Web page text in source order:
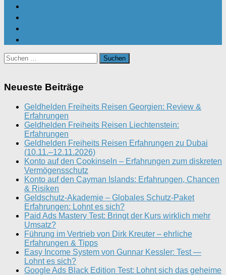
Suchen
nach:
Neueste Beiträge
Geldhelden Freiheits Reisen Georgien: Review &
Erfahrungen
Geldhelden Freiheits Reisen Liechtenstein:
Erfahrungen
Geldhelden Freiheits Reisen Erfahrungen zu Dubai
(10.11.–12.11.2026)
Konto auf den Cookinseln – Erfahrungen zum diskreten
Vermögensschutz
Konto auf den Cayman Islands: Erfahrungen, Chancen
& Risiken
Geldschutz-Akademie – Globales Schutz-Paket
Erfahrungen: Lohnt es sich?
Paid Ads Mastery Test: Bringt der Kurs wirklich mehr
Umsatz?
Führung im Vertrieb von Dirk Kreuter – ehrliche
Erfahrungen & Tipps
Easy Income System von Gunnar Kessler: Test —
Lohnt es sich?
Google Ads Black Edition Test: Lohnt sich das geheime